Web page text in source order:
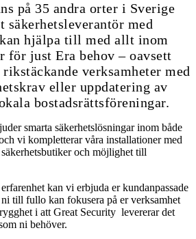
på 35 andra orter i Sverige
säkerhetsleverantör med
hjälpa till med allt inom
för just Era behov – oavsett
verksamheter med
eller uppdatering av
bostadsrättsföreningar.
smarta säkerhetslösningar inom både
vi kompletterar våra installationer med
och möjlighet till
kan vi erbjuda er kundanpassade
ni till fullo kan fokusera på er verksamhet
i att Great Security levererar det
ni behöver.